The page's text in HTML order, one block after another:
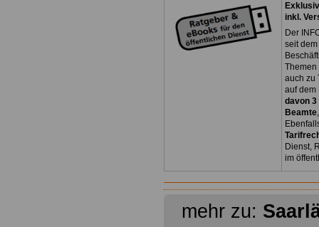
inkl.
Der
seit
Themen
auch zu
auf dem
davon 3
Beamte
Dienst,
im
mehr zu: